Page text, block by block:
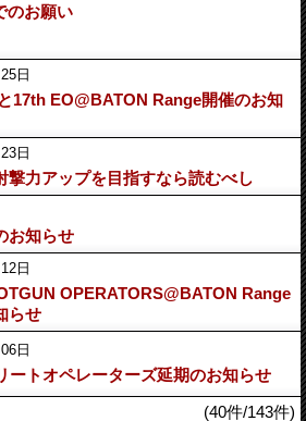
のお願い
日
17th EO@BATON Range開催のお知
日
力アップを目指すなら読むべし
お知らせ
日
OPERATORS@BATON Range
らせ
日
ートオペレーターズ延期のお知らせ
(40件/143件)